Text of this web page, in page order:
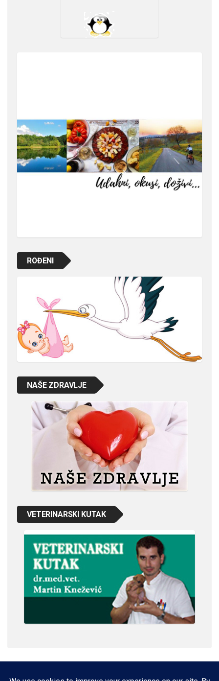
ROĐENI
NAŠE ZDRAVLJE
VETERINARSKI KUTAK